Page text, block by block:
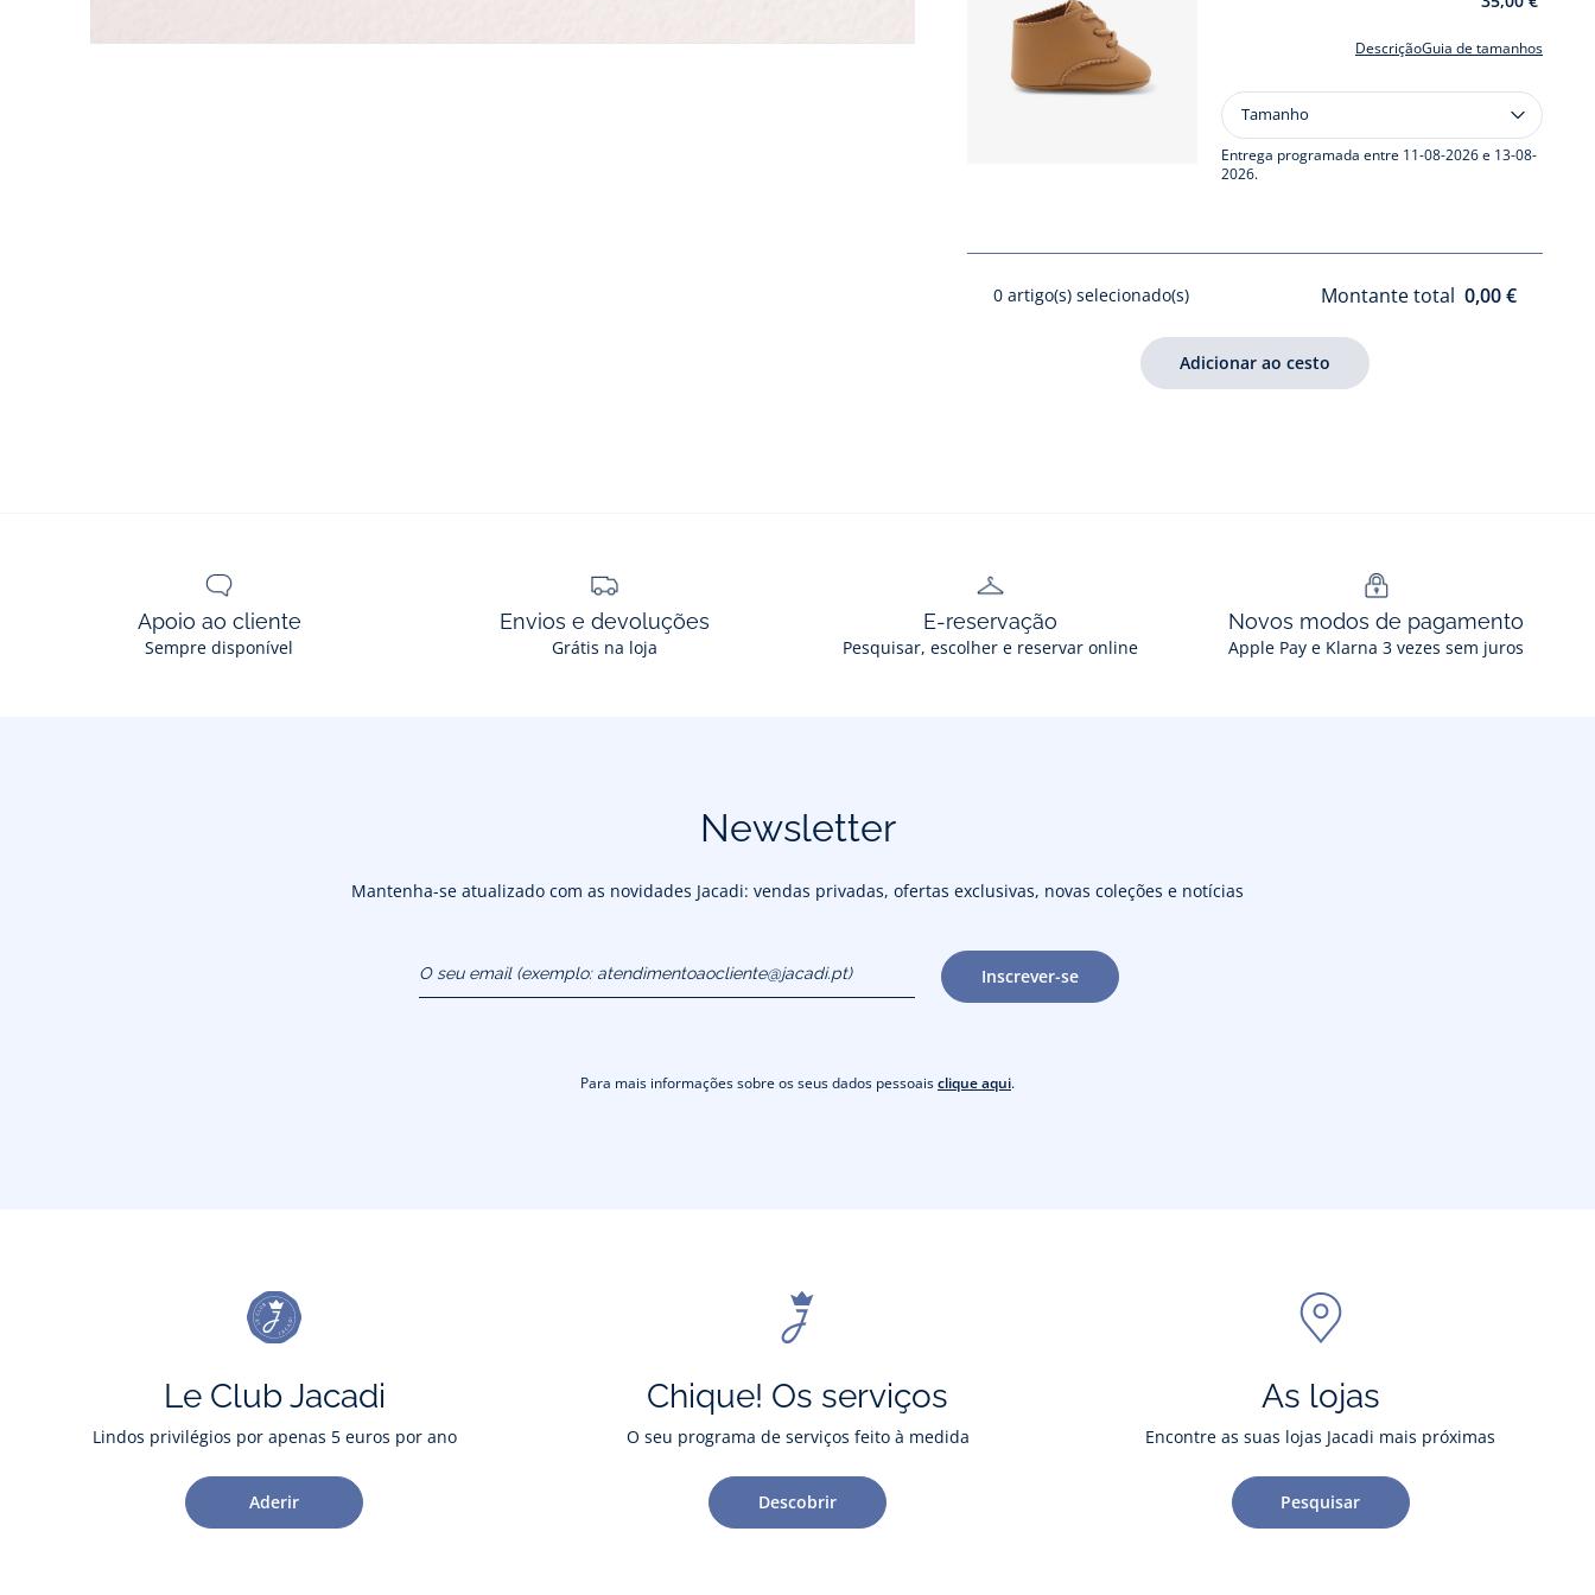
Descrição Guia de tamanhos
Tamanho
Botinhas
bebé
em
Tamanho
Entrega programada entre 11-08-2026 e 13-08-
2026.
0 artigo(s) selecionado(s) Montante total 0,00 €
Apoio ao cliente
Sempre disponível
Envios e devoluções
Grátis na loja
E-reservação
Pesquisar, escolher e reservar online
Novos modos de pagamento
Apple Pay e Klarna 3 vezes sem juros
Newsletter
Mantenha-se atualizado com as novidades Jacadi: vendas privadas, ofertas exclusivas, novas coleções e notícias
atendimentoaocliente@jacadi.pt)
Inscrever-se
Para mais informações sobre os seus dados pessoaisclique aqui.
Le Club Jacadi
Lindos privilégios por apenas 5 euros por ano
Aderir
Chique! Os serviços
O seu programa de serviços feito à medida
Descobrir
As lojas
Encontre as suas lojas Jacadi mais próximas
Pesquisar